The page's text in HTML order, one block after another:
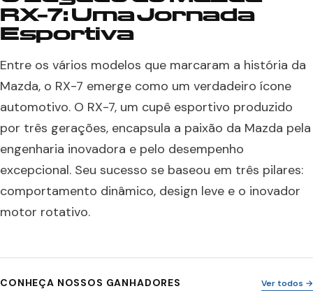
RX-7: Uma Jornada
Esportiva
Entre os vários modelos que marcaram a história da
Mazda, o RX-7 emerge como um verdadeiro ícone
automotivo. O RX-7, um cupê esportivo produzido
por três gerações, encapsula a paixão da Mazda pela
engenharia inovadora e pelo desempenho
excepcional. Seu sucesso se baseou em três pilares:
comportamento dinâmico, design leve e o inovador
motor rotativo.
CONHEÇA NOSSOS GANHADORES Ver todos →